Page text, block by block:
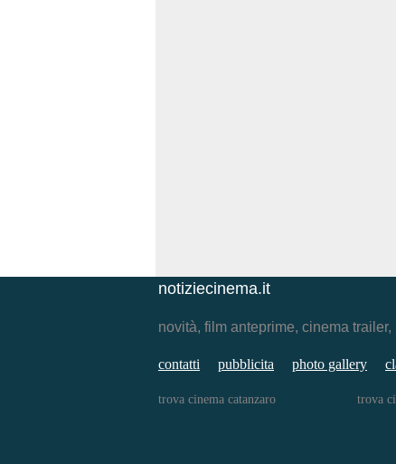
notiziecinema.it
novità, film anteprime, cinema
contatti pubblicita photo gallery
trova cinema catanzaro trova